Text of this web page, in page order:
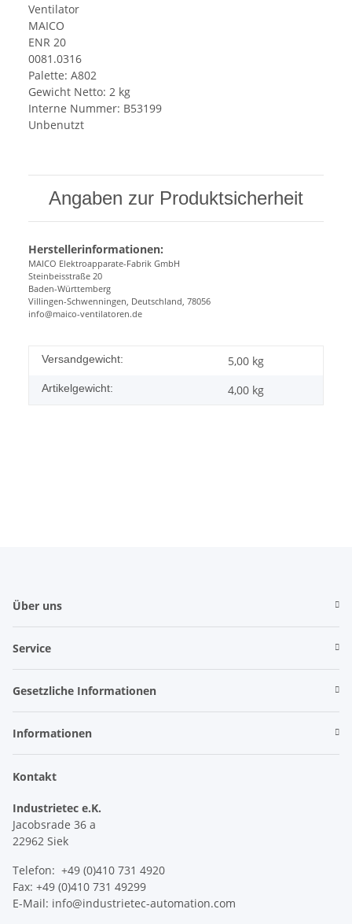
Ventilator
MAICO
ENR 20
0081.0316
Palette: A802
Gewicht Netto: 2 kg
Interne Nummer: B53199
Unbenutzt
Angaben zur Produktsicherheit
Herstellerinformationen:
MAICO Elektroapparate-Fabrik GmbH
Steinbeisstraße 20
Baden-Württemberg
Villingen-Schwenningen, Deutschland, 78056
info@maico-ventilatoren.de
Versandgewicht: 5,00 kg
Artikelgewicht: 4,00 kg
Über uns
Service
Gesetzliche Informationen
Informationen
Kontakt
Industrietec e.K.
Jacobsrade 36 a
22962 Siek
Telefon: +49 (0)410 731 4920
Fax: +49 (0)410 731 49299
E-Mail: info@industrietec-automation.com